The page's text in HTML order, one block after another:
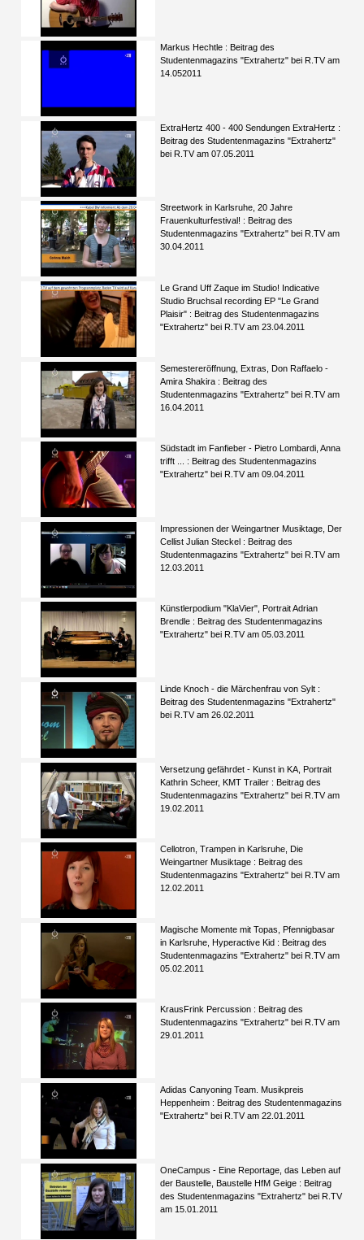
Markus Hechtle : Beitrag des
Studentenmagazins "Extrahertz" bei R.TV am
14.052011
ExtraHertz 400 - 400 Sendungen ExtraHertz :
Beitrag des Studentenmagazins "Extrahertz"
bei R.TV am 07.05.2011
Streetwork in Karlsruhe, 20 Jahre
Frauenkulturfestival! : Beitrag des
Studentenmagazins "Extrahertz" bei R.TV am
30.04.2011
Le Grand Uff Zaque im Studio! Indicative
Studio Bruchsal recording EP "Le Grand
Plaisir" : Beitrag des Studentenmagazins
"Extrahertz" bei R.TV am 23.04.2011
Semestereröffnung, Extras, Don Raffaelo -
Amira Shakira : Beitrag des
Studentenmagazins "Extrahertz" bei R.TV am
16.04.2011
Südstadt im Fanfieber - Pietro Lombardi, Anna
trifft ... : Beitrag des Studentenmagazins
"Extrahertz" bei R.TV am 09.04.2011
Impressionen der Weingartner Musiktage, Der
Cellist Julian Steckel : Beitrag des
Studentenmagazins "Extrahertz" bei R.TV am
12.03.2011
Künstlerpodium "KlaVier", Portrait Adrian
Brendle : Beitrag des Studentenmagazins
"Extrahertz" bei R.TV am 05.03.2011
Linde Knoch - die Märchenfrau von Sylt :
Beitrag des Studentenmagazins "Extrahertz"
bei R.TV am 26.02.2011
Versetzung gefährdet - Kunst in KA, Portrait
Kathrin Scheer, KMT Trailer : Beitrag des
Studentenmagazins "Extrahertz" bei R.TV am
19.02.2011
Cellotron, Trampen in Karlsruhe, Die
Weingartner Musiktage : Beitrag des
Studentenmagazins "Extrahertz" bei R.TV am
12.02.2011
Magische Momente mit Topas, Pfennigbasar
in Karlsruhe, Hyperactive Kid : Beitrag des
Studentenmagazins "Extrahertz" bei R.TV am
05.02.2011
KrausFrink Percussion : Beitrag des
Studentenmagazins "Extrahertz" bei R.TV am
29.01.2011
Adidas Canyoning Team. Musikpreis
Heppenheim : Beitrag des Studentenmagazins
"Extrahertz" bei R.TV am 22.01.2011
OneCampus - Eine Reportage, das Leben auf
der Baustelle, Baustelle HfM Geige : Beitrag
des Studentenmagazins "Extrahertz" bei R.TV
am 15.01.2011